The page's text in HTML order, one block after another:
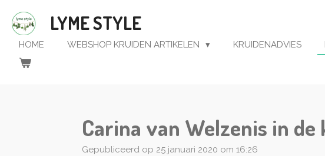
Ga
direct
naar
hoofdinhoud
LYME STYLE
HOME WEBSHOP KRUIDEN ARTIKELEN KRUIDENADVIES
Carina van Welzenis in
Gepubliceerd op 25 januari 2020 om 16:26